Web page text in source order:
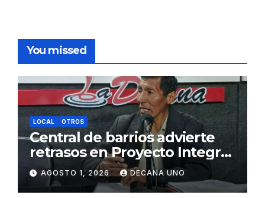
You missed
LOCAL OTROS
Central de barrios advierte
retrasos en Proyecto Integral
de Agua y Alcantarillado para
Juliaca
AGOSTO 1, 2026 DECANA UNO